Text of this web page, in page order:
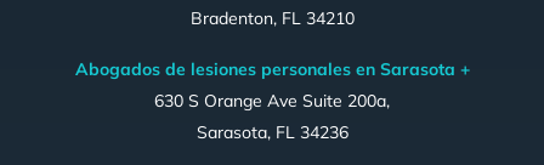
Bradenton, FL 34210
Abogados de lesiones personales en Sarasota +
630 S Orange Ave Suite 200a,
Sarasota, FL 34236